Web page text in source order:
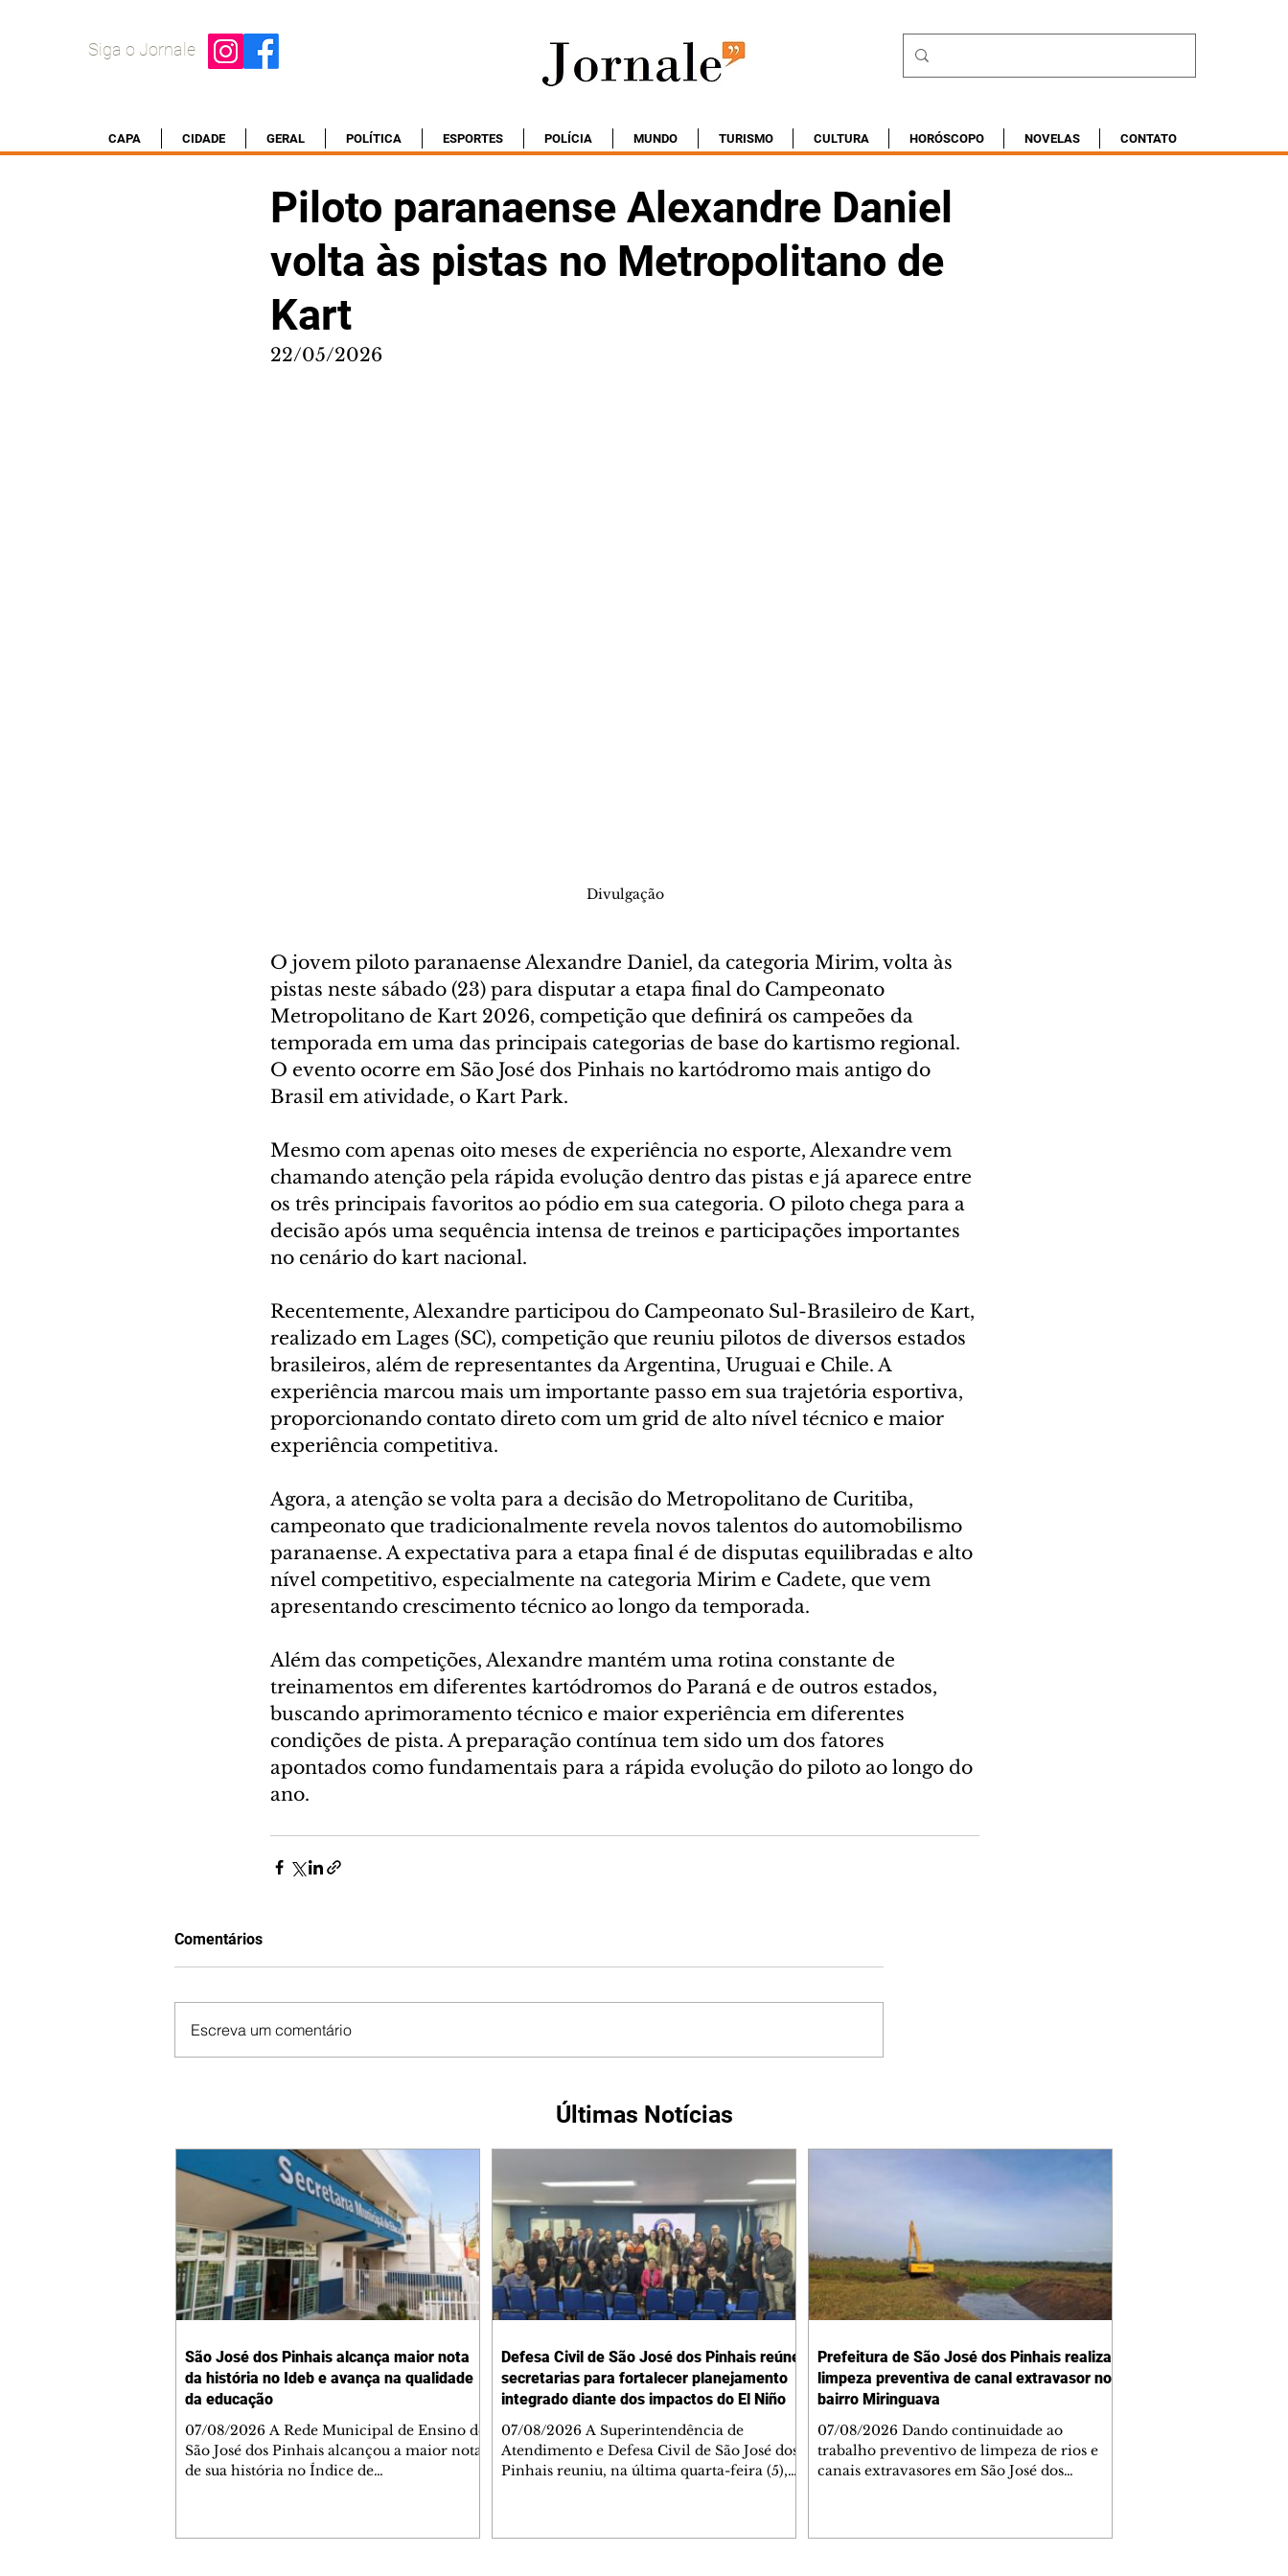
Siga o Jornale
CAPA CIDADE GERAL POLÍTICA ESPORTES POLÍCIA MUNDO TURISMO CULTURA HORÓSCOPO NOVELAS CONTATO
Piloto paranaense Alexandre Daniel
volta às pistas no Metropolitano de
Kart
22/05/2026
Divulgação
O jovem piloto paranaense Alexandre Daniel, da categoria Mirim, volta às
pistas neste sábado (23) para disputar a etapa final do Campeonato
Metropolitano de Kart 2026, competição que definirá os campeões da
temporada em uma das principais categorias de base do kartismo regional.
O evento ocorre em São José dos Pinhais no kartódromo mais antigo do
Brasil em atividade, o Kart Park.
Mesmo com apenas oito meses de experiência no esporte, Alexandre vem
chamando atenção pela rápida evolução dentro das pistas e já aparece entre
os três principais favoritos ao pódio em sua categoria. O piloto chega para a
decisão após uma sequência intensa de treinos e participações importantes
no cenário do kart nacional.
Recentemente, Alexandre participou do Campeonato Sul-Brasileiro de Kart,
realizado em Lages (SC), competição que reuniu pilotos de diversos estados
brasileiros, além de representantes da Argentina, Uruguai e Chile. A
experiência marcou mais um importante passo em sua trajetória esportiva,
proporcionando contato direto com um grid de alto nível técnico e maior
experiência competitiva.
Agora, a atenção se volta para a decisão do Metropolitano de Curitiba,
campeonato que tradicionalmente revela novos talentos do automobilismo
paranaense. A expectativa para a etapa final é de disputas equilibradas e alto
nível competitivo, especialmente na categoria Mirim e Cadete, que vem
apresentando crescimento técnico ao longo da temporada.
Além das competições, Alexandre mantém uma rotina constante de
treinamentos em diferentes kartódromos do Paraná e de outros estados,
buscando aprimoramento técnico e maior experiência em diferentes
condições de pista. A preparação contínua tem sido um dos fatores
apontados como fundamentais para a rápida evolução do piloto ao longo do
ano.
Comentários
Escreva um comentário
Últimas Notícias
São José dos Pinhais alcança maior nota
da história no Ideb e avança na qualidade
da educação
07/08/2026 A Rede Municipal de Ensino de
São José dos Pinhais alcançou a maior nota
de sua história no Índice de
Defesa Civil de São José dos Pinhais reúne
secretarias para fortalecer planejamento
integrado diante dos impactos do El Niño
07/08/2026 A Superintendência de
Atendimento e Defesa Civil de São José dos
Pinhais reuniu, na última quarta-feira (5),
Prefeitura de São José dos Pinhais realiza
limpeza preventiva de canal extravasor no
bairro Miringuava
07/08/2026 Dando continuidade ao
trabalho preventivo de limpeza de rios e
canais extravasores em São José dos